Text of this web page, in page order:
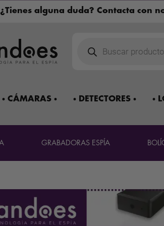
¿Tienes alguna duda? Contacta con
productos
CÁMARAS DETECTORES
GRABADORAS ESPÍA